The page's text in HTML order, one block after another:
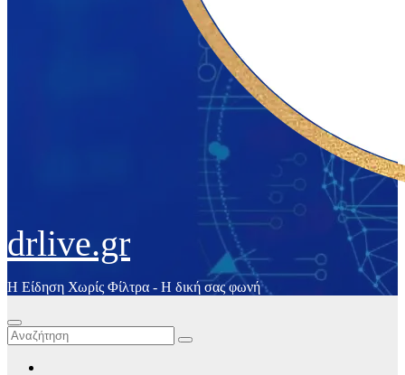
drlive.gr
Η Είδηση Χωρίς Φίλτρα - H δική σας φωνή